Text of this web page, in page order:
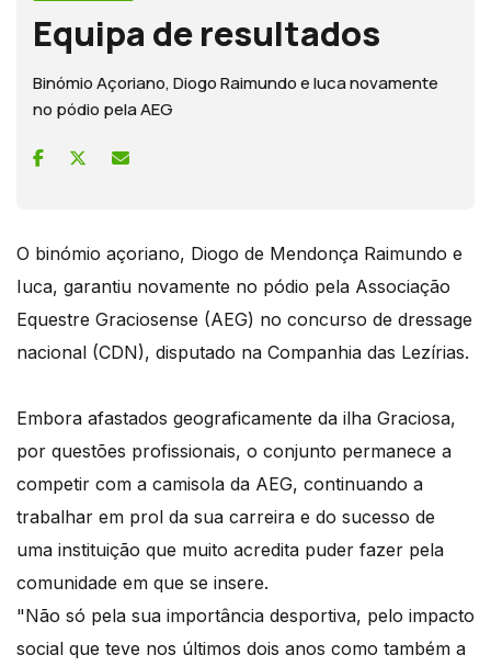
Equipa de resultados
Binómio Açoriano, Diogo Raimundo e Iuca novamente
no pódio pela AEG
O binómio açoriano, Diogo de Mendonça Raimundo e
Iuca, garantiu novamente no pódio pela Associação
Equestre Graciosense (AEG) no concurso de dressage
nacional (CDN), disputado na Companhia das Lezírias.
Embora afastados geograficamente da ilha Graciosa,
por questões profissionais, o conjunto permanece a
competir com a camisola da AEG, continuando a
trabalhar em prol da sua carreira e do sucesso de
uma instituição que muito acredita puder fazer pela
comunidade em que se insere.
"Não só pela sua importância desportiva, pelo impacto
social que teve nos últimos dois anos como também a